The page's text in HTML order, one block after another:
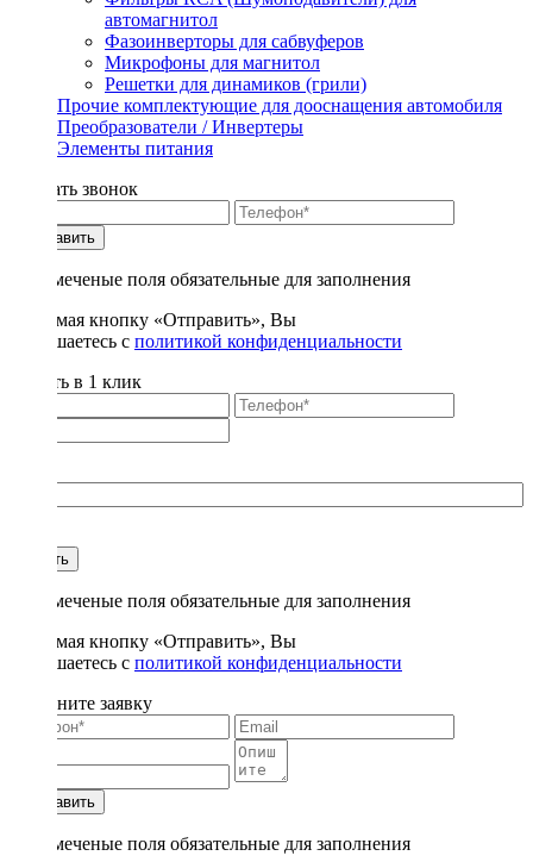
автомагнитол
Фазоинверторы для сабвуферов
Микрофоны для магнитол
Решетки для динамиков (грили)
Прочие комплектующие для дооснащения автомобиля
Преобразователи / Инвертеры
Элементы питания
Заказать звонок
Отправить
* - отмеченые поля обязательные для заполнения
Нажимая кнопку «Отправить», Вы
соглашаетесь с политикой конфиденциальности
Купить в 1 клик
Купить
* - отмеченые поля обязательные для заполнения
Нажимая кнопку «Отправить», Вы
соглашаетесь с политикой конфиденциальности
Заполните заявку
Отправить
* - отмеченые поля обязательные для заполнения